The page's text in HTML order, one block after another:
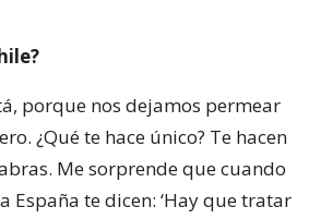
porque nos dejamos permear
¿Qué te hace único? Te hacen
Me sorprende que cuando
España te dicen: ‘Hay que tratar